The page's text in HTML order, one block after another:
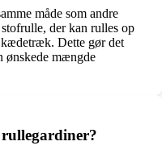
måde som andre
der kan rulles op
Dette gør det
ønskede mængde